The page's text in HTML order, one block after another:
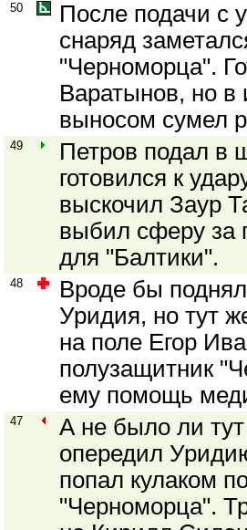
50
После подачи с
снаряд
"Черноморца".
Варатынов, но в
выносом сумел
49
Петров подал в
готовился к
выскочил Заур
выбил сферу за
для "Балтики".
48
Вроде бы
Уридия, но тут
на поле Егор
полузащитник
ему помощь
47
А не было ли
опередил
попал кулаком
"Черноморца".